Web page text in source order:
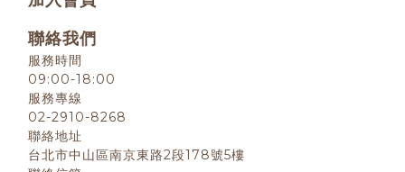
聯絡我們
服務時間
09:00-18:00
服務專線
02-2910-8268
聯絡地址
台北市中山區南京東路2段178號5樓